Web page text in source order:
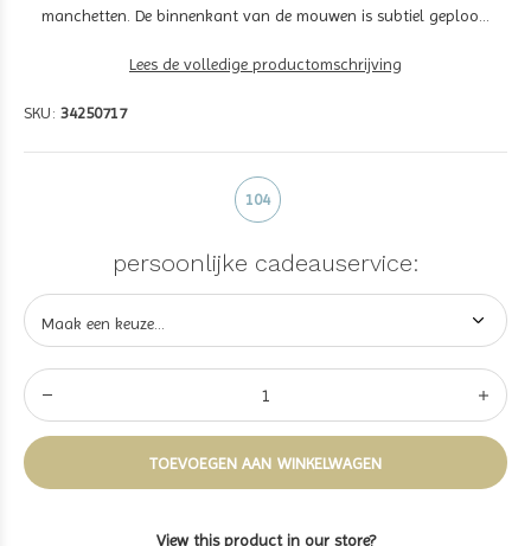
manchetten. De binnenkant van de mouwen is subtiel geploo...
Lees de volledige productomschrijving
SKU: 34250717
104
persoonlijke cadeauservice:
TOEVOEGEN AAN WINKELWAGEN
View this product in our store?